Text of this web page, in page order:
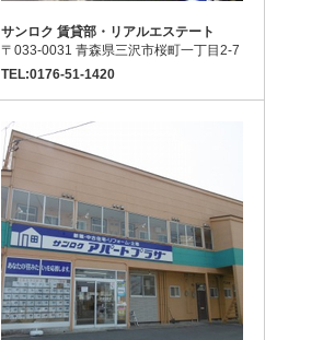
サンロク 賃貸部・リアルエステート
〒033-0031 青森県三沢市桜町一丁目2-7
TEL:0176-51-1420